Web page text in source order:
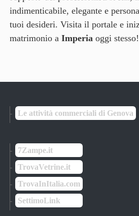
indimenticabile, elegante e
tuoi desideri. Visita il portale e
matrimonio a Imperiaoggi stesso!
Le attività commerciali di Genova
7Zampe.it
TrovaVetrine.it
TrovaInItalia.com
SettimoLink